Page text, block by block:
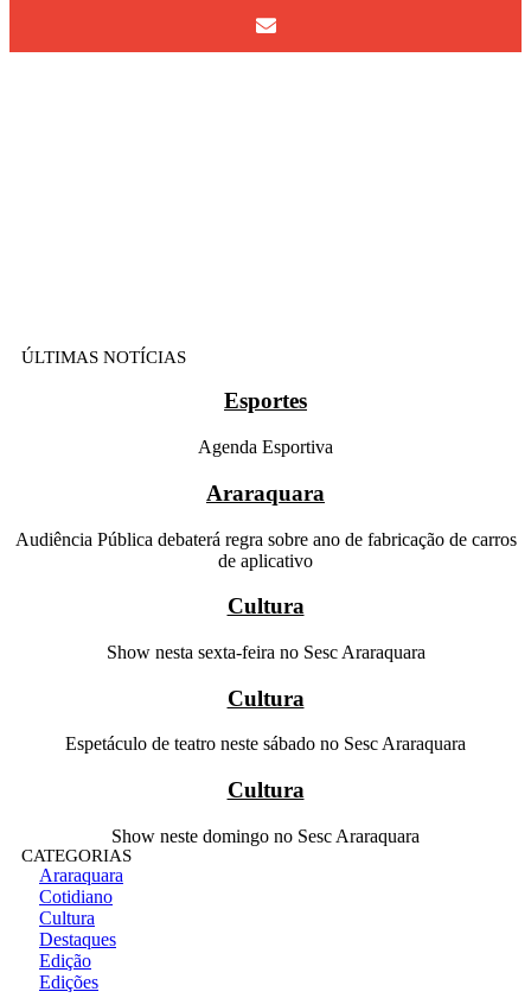
ÚLTIMAS NOTÍCIAS
Esportes
Agenda Esportiva
Araraquara
Audiência Pública debaterá regra sobre ano de fabricação de carros
de aplicativo
Cultura
Show nesta sexta-feira no Sesc Araraquara
Cultura
Espetáculo de teatro neste sábado no Sesc Araraquara
Cultura
Show neste domingo no Sesc Araraquara
CATEGORIAS
Araraquara
Cotidiano
Cultura
Destaques
Edição
Edições